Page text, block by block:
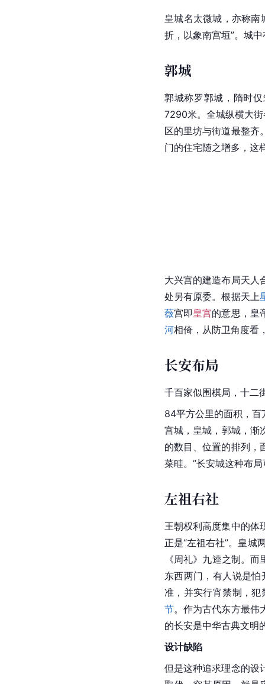
皇城名太微城，亦称南
折，以象南宫垣”。城
郭城
郭城称罗郭城，隋时
7290米。全城纵横大
区的里坊与街道最整齐
门的住宅随之增多，这
大兴宫的建造布局天人
处另有原委。根据天上
薇宫即皇宫的意思，皇
河相倚，从防卫角度看
长安布局
千百家似围棋局，十二
84平方公里的面积，百
宫城，皇城，郭城，渐
的数目、位置的排列，
菜畦。”长安城这种布
左祖右社
王朝权利高度集中的体
正是“左祖右社”。皇城
《周礼》九逵之制。而
东西两门，有人说是
准，并实行宵禁制，犯
节。作为古代东方最伟
的长安是中华古典文明
设计缺陷
但是这种追求理念的设